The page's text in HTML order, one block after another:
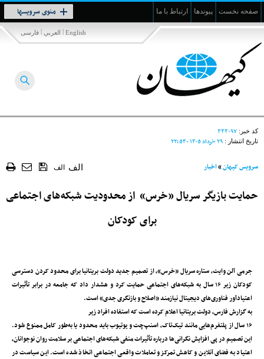
صفحه نخست پیوندها ارتباط با ما منوی سرویسها
Toggle
navigation
فارسی | العربي | English
کد خبر: ۳۳۳۰۹۷
تاریخ انتشار : ۲۹ خرداد ۱۴۰۵ - ۲۲:۵۴
سرویس کیهان»اخبار الف الف
حمایت بازیگر سریال «خرس» از محدودیت شبکه‌های اجتماعی
برای کودکان
جرمی آلن وایت، ستاره سریال «خرس»، از تصمیم جدید دولت بریتانیا برای محدود کردن دسترسی
کودکان زیر ۱۶ سال به شبکه‌های اجتماعی حمایت کرد و هشدار داد که جامعه در برابر تأثیرات
اعتیادآور فناوری‌های دیجیتال نیازمند «اصلاح و بازنگری جدی» است.
به گزارش فارس، دولت بریتانیا اعلام کرده است که استفاده افراد زیر
۱۶ سال از پلتفرم‌هایی مانند تیک‌تاک، اسنپ‌چت و یوتیوب باید محدود یا به‌طور کامل ممنوع شود.
این تصمیم در پی افزایش نگرانی‌ها درباره تأثیرات منفی شبکه‌های اجتماعی بر سلامت روان نوجوانان،
اعتیاد به فضای آنلاین و کاهش تمرکز و تعاملات واقعی اجتماعی اتخاذ شده است. این سیاست در